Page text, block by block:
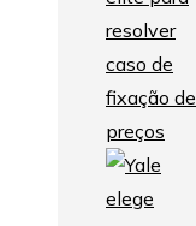
resolver
caso de
fixação de
preços